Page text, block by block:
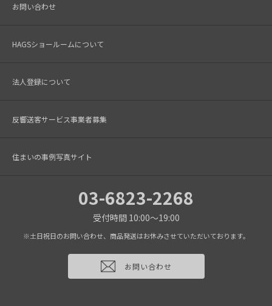
お問い合わせ
HAGSショールームについて
法人登録について
反響送客サービス事業者募集
住まいの事例写真サイト
03-6823-2268
受付時間 10:00～19:00
※土日祝日のお問い合わせ、商品発送はお休みさせていただいております。
お問い合わせ